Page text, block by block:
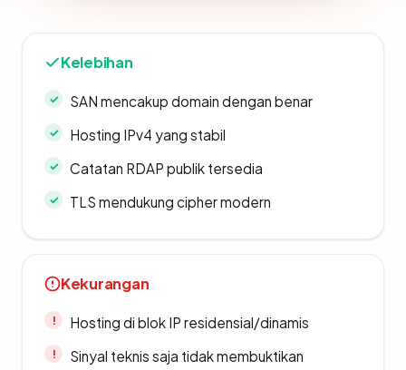
Kelebihan
SAN mencakup domain dengan benar
Hosting IPv4 yang stabil
Catatan RDAP publik tersedia
TLS mendukung cipher modern
Kekurangan
Hosting di blok IP residensial/dinamis
Sinyal teknis saja tidak membuktikan